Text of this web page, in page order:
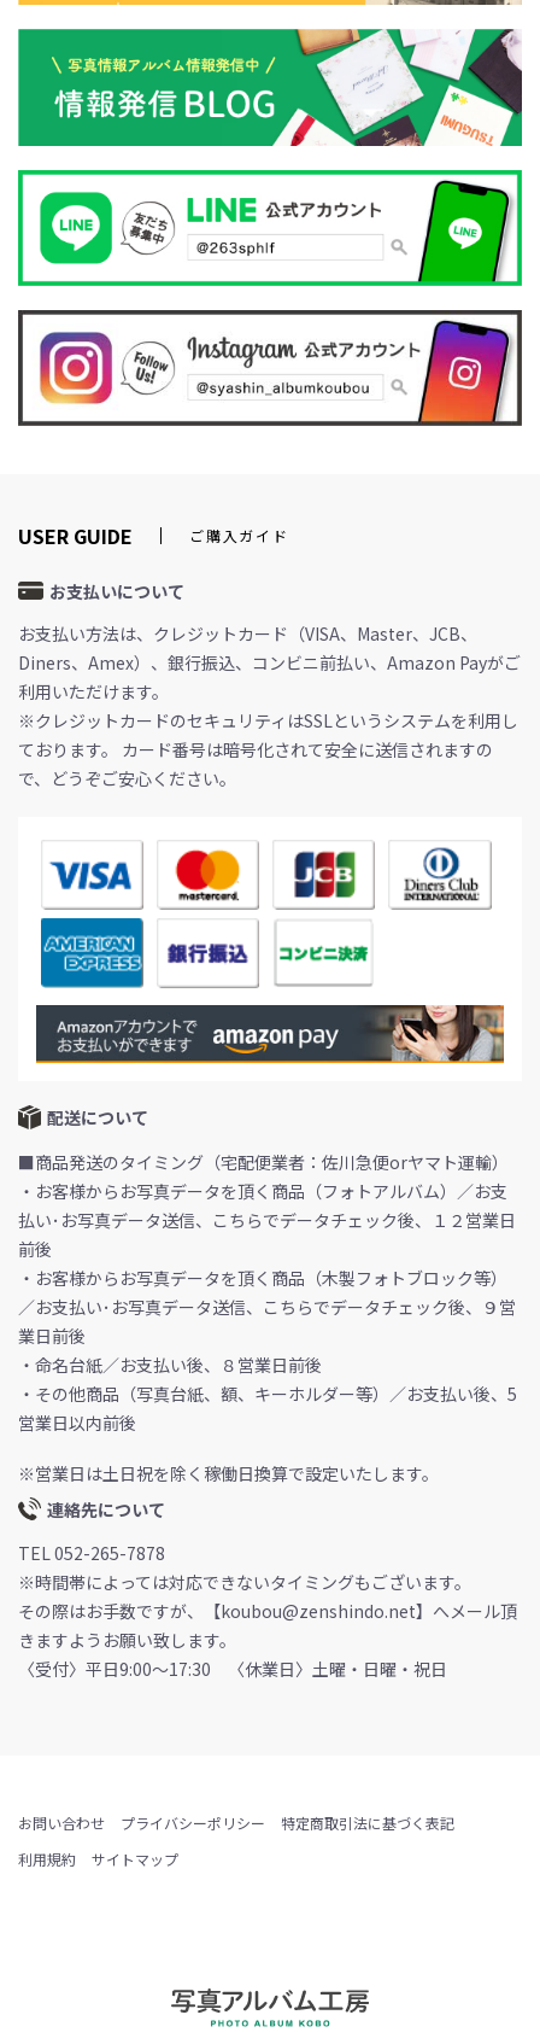
USER GUIDE ご購入ガイド
お支払いについて
お支払い方法は、クレジットカード（VISA、Master、JCB、
Diners、Amex）、銀行振込、コンビニ前払い、Amazon Payがご
利用いただけます。
※クレジットカードのセキュリティはSSLというシステムを利用し
ております。 カード番号は暗号化されて安全に送信されますの
で、どうぞご安心ください。
配送について
■商品発送のタイミング（宅配便業者：佐川急便orヤマト運輸）
・お客様からお写真データを頂く商品（フォトアルバム）／お支
払い･お写真データ送信、こちらでデータチェック後、１２営業日
前後
・お客様からお写真データを頂く商品（木製フォトブロック等）
／お支払い･お写真データ送信、こちらでデータチェック後、９営
業日前後
・命名台紙／お支払い後、８営業日前後
・その他商品（写真台紙、額、キーホルダー等）／お支払い後、5
営業日以内前後
※営業日は土日祝を除く稼働日換算で設定いたします。
連絡先について
TEL 052-265-7878
※時間帯によっては対応できないタイミングもございます。
その際はお手数ですが、【koubou@zenshindo.net】へメール頂
きますようお願い致します。
〈受付〉平日9:00～17:30 〈休業日〉土曜・日曜・祝日
お問い合わせ プライバシーポリシー
特定商取引法に基づく表記
利用規約
サイトマップ